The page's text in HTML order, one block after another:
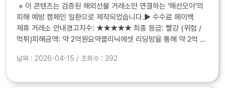
※ 이 콘텐츠는 검증된 해외선물 거래소만 연결하는 ‘해선모아’의
피해 예방 캠페인 일환으로 제작되었습니다.▶ 수수료 페이백
제휴 거래소 안내경고지수: ★★★★★ 최종 등급: 빨강 (위험 /
먹튀)피해금액: 약 2억원요약클리닉에셋 리딩방을 통해 약 2억 원
날짜 : 2026-04-15 / 조회수 : 392